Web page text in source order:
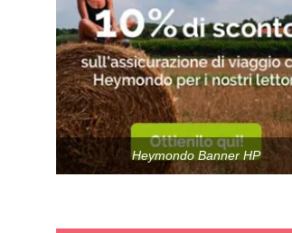
Heymondo Banner HP